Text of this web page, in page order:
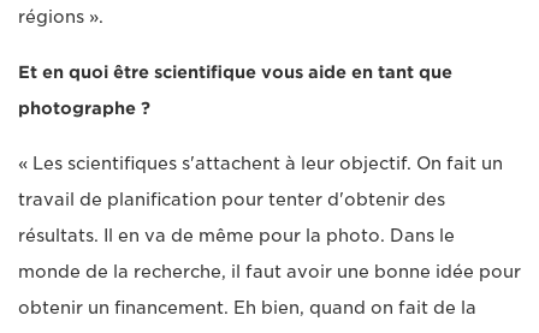
régions ».
Et en quoi être scientifique vous aide en tant que
photographe ?
« Les scientifiques s'attachent à leur objectif. On fait un
travail de planification pour tenter d'obtenir des
résultats. Il en va de même pour la photo. Dans le
monde de la recherche, il faut avoir une bonne idée pour
obtenir un financement. Eh bien, quand on fait de la